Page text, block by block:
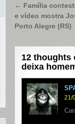
de
← Família
e vídeo mostra
Porto Alegre (RS)
12 thoughts
deixa
21/